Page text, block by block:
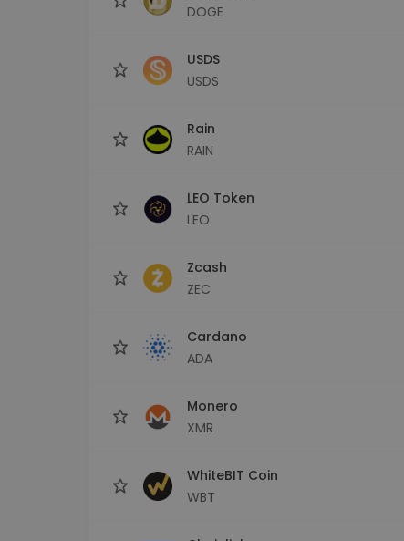
DOGE
USDS
USDS
Rain
RAIN
LEO Token
LEO
Zcash
ZEC
Cardano
ADA
Monero
XMR
WhiteBIT Coin
WBT